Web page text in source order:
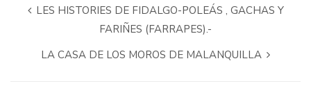
LES HISTORIES DE FIDALGO-POLEÁS , GACHAS Y
FARIÑES (FARRAPES).-
LA CASA DE LOS MOROS DE MALANQUILLA